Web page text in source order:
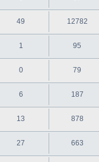
49 12782
1 95
0 79
6 187
13 878
27 663